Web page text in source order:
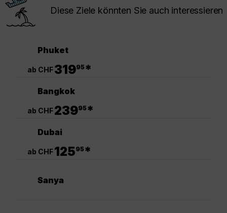
Diese Ziele könnten Sie auch interessieren
Phuket
ab CHF31995*
Bangkok
ab CHF23995*
Dubai
ab CHF12595*
Sanya